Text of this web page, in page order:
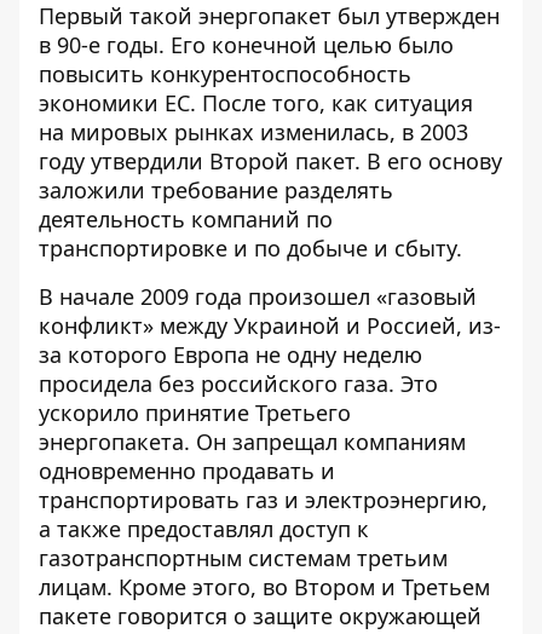
Первый такой энергопакет был утвержден
в 90-е годы. Его конечной целью было
повысить конкурентоспособность
экономики ЕС. После того, как ситуация
на мировых рынках изменилась, в 2003
году утвердили Второй пакет. В его основу
заложили требование разделять
деятельность компаний по
транспортировке и по добыче и сбыту.
В начале 2009 года произошел «газовый
конфликт» между Украиной и Россией, из-
за которого Европа не одну неделю
просидела без российского газа. Это
ускорило принятие Третьего
энергопакета. Он запрещал компаниям
одновременно продавать и
транспортировать газ и электроэнергию,
а также предоставлял доступ к
газотранспортным системам третьим
лицам. Кроме этого, во Втором и Третьем
пакете говорится о защите окружающей